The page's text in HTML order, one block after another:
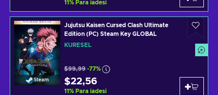
11% Para iadesi
Steam
Jujutsu Kaisen Cursed Clash Ultimate
Edition (PC) Steam Key GLOBAL
KÜRESEL
$99,99 -77%
$22,56
11% Para iadesi